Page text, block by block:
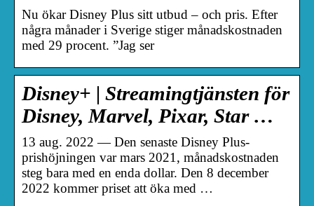
Nu ökar Disney Plus sitt utbud – och pris. Efter
några månader i Sverige stiger månadskostnaden
med 29 procent. ”Jag ser
Disney+ | Streamingtjänsten för
Disney, Marvel, Pixar, Star …
13 aug. 2022 — Den senaste Disney Plus-
prishöjningen var mars 2021, månadskostnaden
steg bara med en enda dollar. Den 8 december
2022 kommer priset att öka med …